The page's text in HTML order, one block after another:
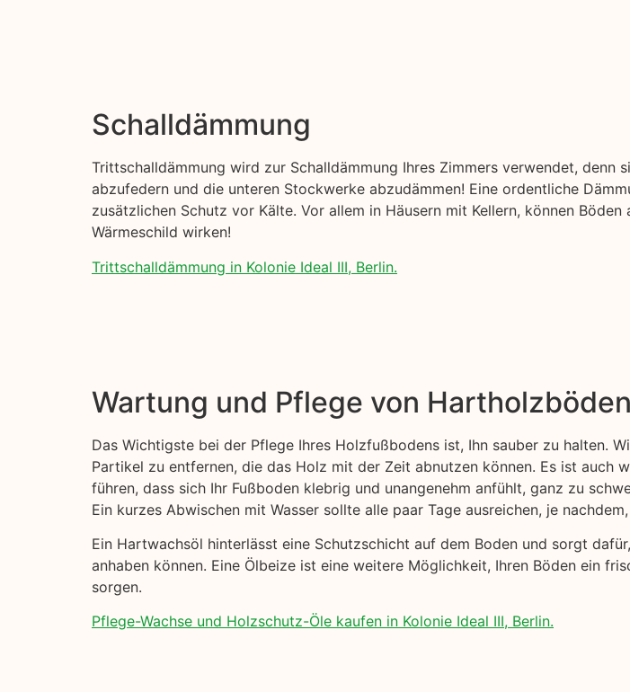
Schalldämmung
Trittschalldämmung wird zur Schalldämmung Ihres Zimmers verwendet,
abzufedern und die unteren Stockwerke abzudämmen! Eine ordentliche
zusätzlichen Schutz vor Kälte. Vor allem in Häusern mit Kellern, können
Wärmeschild wirken!
Trittschalldämmung in Kolonie Ideal III, Berlin.
Wartung und Pflege von Hartholzböden
Das Wichtigste bei der Pflege Ihres Holzfußbodens ist, Ihn sauber zu halten.
Partikel zu entfernen, die das Holz mit der Zeit abnutzen können. Es ist auch
führen, dass sich Ihr Fußboden klebrig und unangenehm anfühlt, ganz zu
Ein kurzes Abwischen mit Wasser sollte alle paar Tage ausreichen, je
Ein Hartwachsöl hinterlässt eine Schutzschicht auf dem Boden und sorgt
anhaben können. Eine Ölbeize ist eine weitere Möglichkeit, Ihren Böden ein
sorgen.
Pflege-Wachse und Holzschutz-Öle kaufen in Kolonie Ideal III, Berlin.